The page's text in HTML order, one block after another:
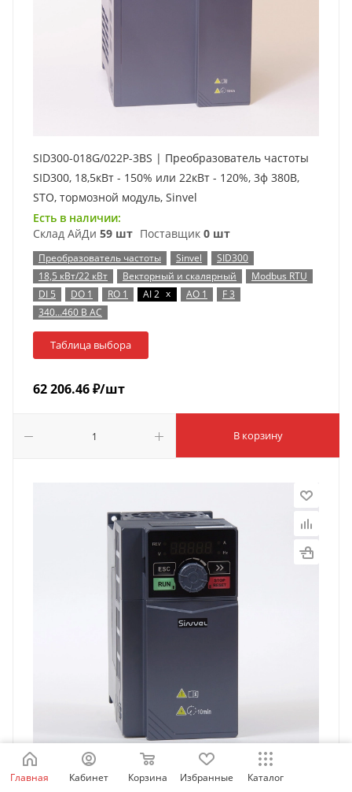
SID300-018G/022P-3BS | Преобразователь частоты
SID300, 18,5кВт - 150% или 22кВт - 120%, 3ф 380В,
STO, тормозной модуль, Sinvel
Есть в наличии:
Склад АйДи 59 шт Поставщик 0 шт
Преобразователь частоты Sinvel
SID300
18,5 кВт/22 кВт
Векторный и скалярный
Modbus RTU
DI 5
DO 1 RO 1 AI 2 x AO 1
F 3
340…460 В AC
Таблица выбора
62 206.46₽/шт
В корзину
Главная Кабинет Корзина Избранные Каталог